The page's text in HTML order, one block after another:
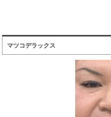
マツコデラックス